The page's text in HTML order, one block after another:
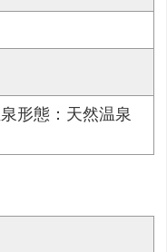
形態：天然温泉